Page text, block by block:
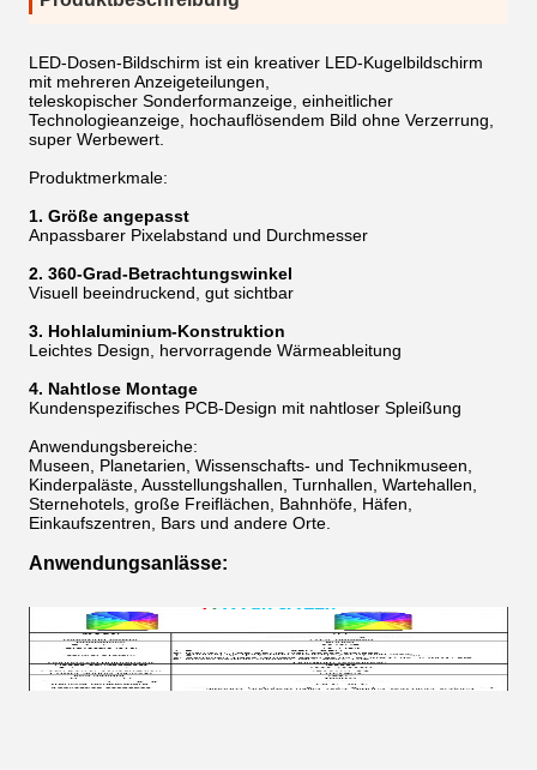
LED-Dosen-Bildschirm ist ein kreativer LED-Kugelbildschirm
mit mehreren Anzeigeteilungen,
teleskopischer Sonderformanzeige, einheitlicher
Technologieanzeige, hochauflösendem Bild ohne Verzerrung,
super Werbewert.
Produktmerkmale:
1. Größe angepasst
Anpassbarer Pixelabstand und Durchmesser
2. 360-Grad-Betrachtungswinkel
Visuell beeindruckend, gut sichtbar
3. Hohlaluminium-Konstruktion
Leichtes Design, hervorragende Wärmeableitung
4. Nahtlose Montage
Kundenspezifisches PCB-Design mit nahtloser Spleißung
Anwendungsbereiche:
Museen, Planetarien, Wissenschafts- und Technikmuseen,
Kinderpaläste, Ausstellungshallen, Turnhallen, Wartehallen,
Sternehotels, große Freiflächen, Bahnhöfe, Häfen,
Einkaufszentren, Bars und andere Orte.
Anwendungsanlässe: